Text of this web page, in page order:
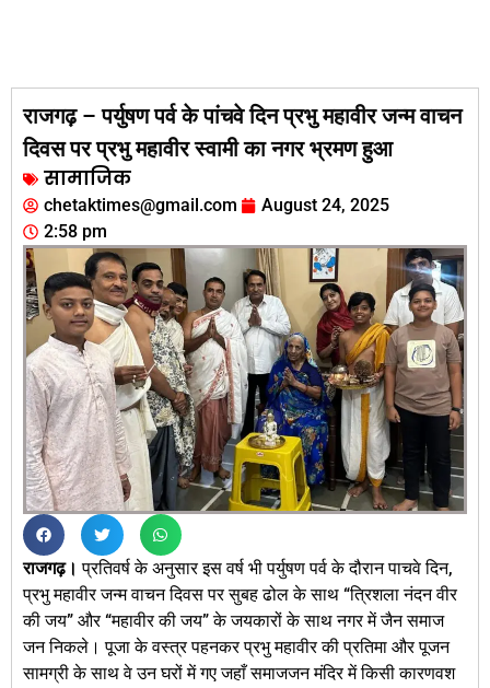
राजगढ़ – पर्युषण पर्व के पांचवे दिन प्रभु महावीर जन्म वाचन
दिवस पर प्रभु महावीर स्वामी का नगर भ्रमण हुआ
सामाजिक
chetaktimes@gmail.com
August 24, 2025
2:58 pm
राजगढ़। प्रतिवर्ष के अनुसार इस वर्ष भी पर्युषण पर्व के दौरान पाचवे दिन,
प्रभु महावीर जन्म वाचन दिवस पर सुबह ढोल के साथ “त्रिशला नंदन वीर
की जय” और “महावीर की जय” के जयकारों के साथ नगर में जैन समाज
जन निकले। पूजा के वस्त्र पहनकर प्रभु महावीर की प्रतिमा और पूजन
सामग्री के साथ वे उन घरों में गए जहाँ समाजजन मंदिर में किसी कारणवश